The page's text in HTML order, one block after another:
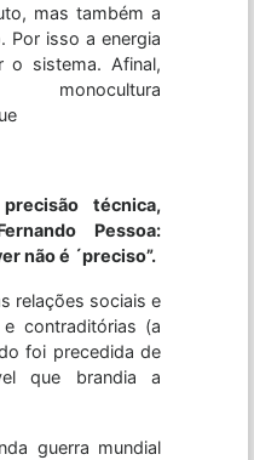
mas também a
Por isso a energia
o sistema. Afinal,
técnica,
Pessoa:
não é ´preciso”.
relações sociais e
contraditórias (a
foi precedida de
que brandia a
guerra mundial